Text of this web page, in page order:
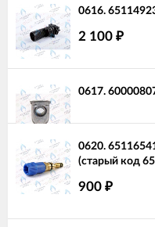
0616.
2 100 ₽
0617.
0620.
(старый код
900 ₽